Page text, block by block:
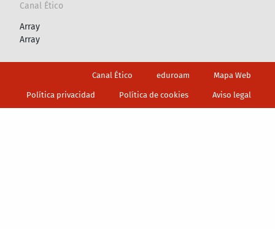
Canal Ético
Array
Array
Canal Ético eduroam Mapa Web
Política privacidad Política de cookies Aviso legal